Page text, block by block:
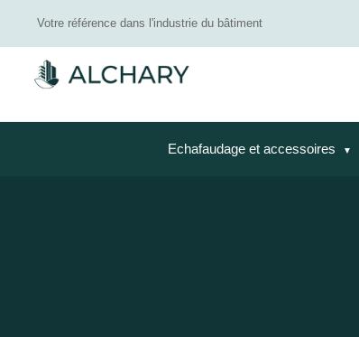
Votre référence dans l'industrie du bâtiment
Echafaudage et accessoires